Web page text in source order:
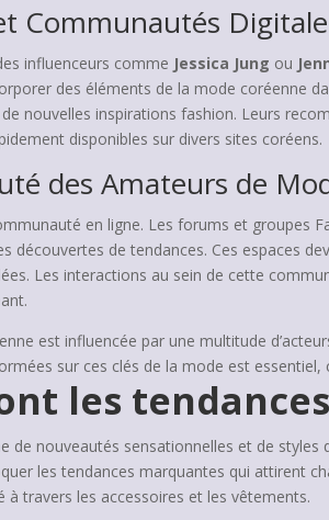
Communautés Digitale
influenceurs comme Jessica Jung ou
des éléments de la mode coréenne
nouvelles inspirations fashion. Leurs
disponibles sur divers sites coréens.
des Amateurs de
en ligne. Les forums et groupes
découvertes de tendances. Ces espaces
Les interactions au sein de cette
est influencée par une multitude
sur ces clés de la mode est
les
de nouveautés sensationnelles et de styles
les tendances marquantes qui attirent
à travers les accessoires et les vêtements.